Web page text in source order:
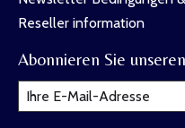
Reseller information
Abonnieren Sie